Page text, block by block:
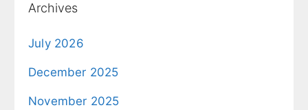
Archives
July 2026
December 2025
November 2025